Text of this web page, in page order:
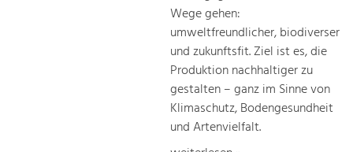
Wege gehen:
umweltfreundlicher, biodiverser
und zukunftsfit. Ziel ist es, die
Produktion nachhaltiger zu
gestalten – ganz im Sinne von
Klimaschutz, Bodengesundheit
und Artenvielfalt.